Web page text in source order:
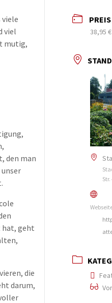
viel
mutig,
den man
hat, geht
die
darum,
PREIS
38,95 €